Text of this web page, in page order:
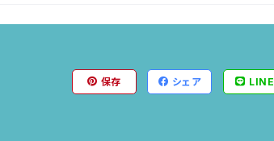
保存 シェア LINE